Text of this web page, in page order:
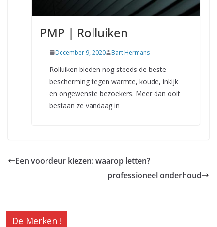
PMP | Rolluiken
December 9, 2020 Bart Hermans
Rolluiken bieden nog steeds de beste
bescherming tegen warmte, koude, inkijk
en ongewenste bezoekers. Meer dan ooit
bestaan ze vandaag in
Een voordeur kiezen: waarop letten?
professioneel onderhoud
De Merken !